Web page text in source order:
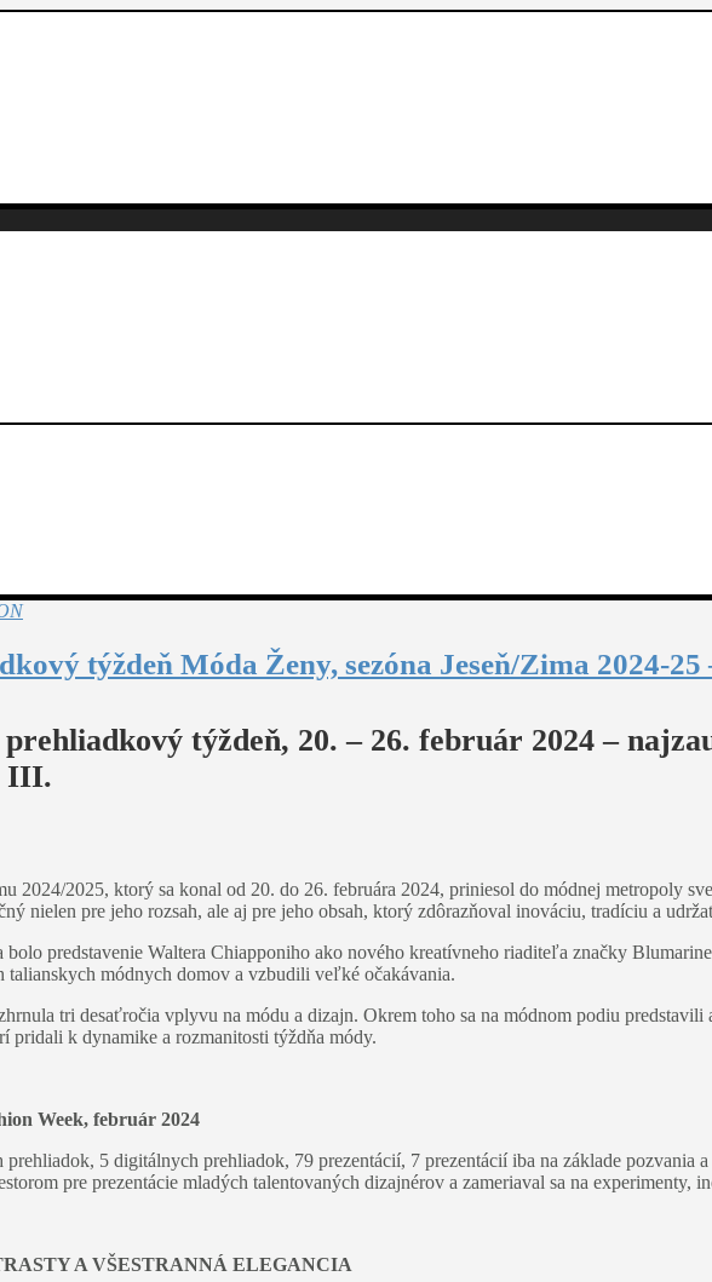
týždeň Móda Ženy, sezóna Jeseň/Zima 2024-
týždeň, 20. – 26. február 2024 –
III.
2024/2025, ktorý sa konal od 20. do 26. februára 2024, priniesol do módnej metropoly
nielen pre jeho rozsah, ale aj pre jeho obsah, ktorý zdôrazňoval inováciu, tradíciu a
predstavenie Waltera Chiapponiho ako nového kreatívneho riaditeľa značky
talianskych módnych domov a vzbudili veľké očakávania.
tri desaťročia vplyvu na módu a dizajn. Okrem toho sa na módnom podiu
pridali k dynamike a rozmanitosti týždňa módy.
Week, február 2024
5 digitálnych prehliadok, 79 prezentácií, 7 prezentácií iba na základe
pre prezentácie mladých talentovaných dizajnérov a zameriaval sa na
A VŠESTRANNÁ ELEGANCIA